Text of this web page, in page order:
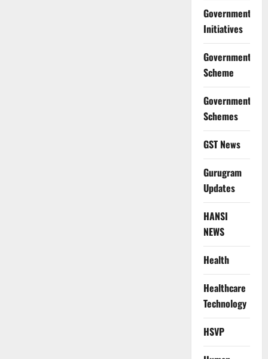
Government
Initiatives
Government
Scheme
Government
Schemes
GST News
Gurugram
Updates
HANSI
NEWS
Health
Healthcare
Technology
HSVP